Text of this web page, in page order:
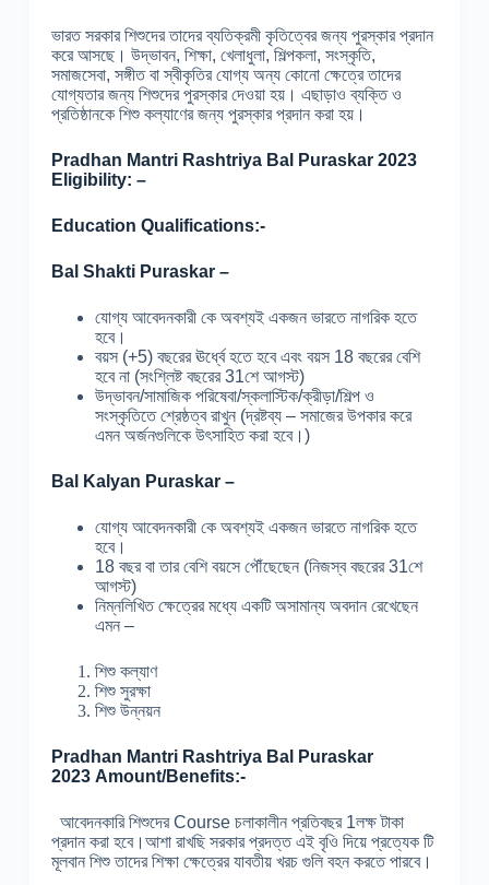
ভারত সরকার শিশুদের তাদের ব্যতিক্রমী কৃতিত্বের জন্য পুরস্কার প্রদান
করে আসছে। উদ্ভাবন, শিক্ষা, খেলাধুলা, শিল্পকলা, সংস্কৃতি,
সমাজসেবা, সঙ্গীত বা স্বীকৃতির যোগ্য অন্য কোনো ক্ষেত্রে তাদের
যোগ্যতার জন্য শিশুদের পুরস্কার দেওয়া হয়। এছাড়াও ব্যক্তি ও
প্রতিষ্ঠানকে শিশু কল্যাণের জন্য পুরস্কার প্রদান করা হয়।
Pradhan Mantri Rashtriya Bal Puraskar 2023
Eligibility: –
Education Qualifications:-
Bal Shakti Puraskar–
যোগ্য আবেদনকারী কে অবশ্যই একজন ভারতে নাগরিক হতে
হবে।
বয়স (+5) বছরের ঊর্ধ্বে হতে হবে এবং বয়স 18 বছরের বেশি
হবে না (সংশ্লিষ্ট বছরের 31শে আগস্ট)
উদ্ভাবন/সামাজিক পরিষেবা/স্কলাস্টিক/ক্রীড়া/শিল্প ও
সংস্কৃতিতে শ্রেষ্ঠত্ব রাখুন (দ্রষ্টব্য – সমাজের উপকার করে
এমন অর্জনগুলিকে উৎসাহিত করা হবে।)
Bal Kalyan Puraskar –
যোগ্য আবেদনকারী কে অবশ্যই একজন ভারতে নাগরিক হতে
হবে।
18 বছর বা তার বেশি বয়সে পৌঁছেছেন (নিজস্ব বছরের 31শে
আগস্ট)
নিম্নলিখিত ক্ষেত্রের মধ্যে একটি অসামান্য অবদান রেখেছেন
এমন –
শিশু কল্যাণ
শিশু সুরক্ষা
শিশু উন্নয়ন
Pradhan Mantri Rashtriya Bal Puraskar
2023 Amount/Benefits:-
আবেদনকারি শিশুদের Course চলাকালীন প্রতিবছর 1লক্ষ টাকা
প্রদান করা হবে।আশা রাখছি সরকার প্রদত্ত এই বৃওি দিয়ে প্রত্যেক টি
মূলবান শিশু তাদের শিক্ষা ক্ষেত্রের যাবতীয় খরচ গুলি বহন করতে পারবে।